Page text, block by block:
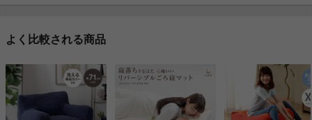
よく比較される商品